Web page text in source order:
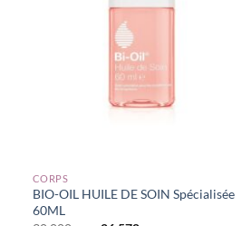
CORPS
BIO-OIL HUILE DE SOIN Spécialisée
60ML